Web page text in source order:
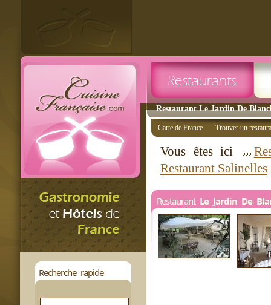
Restaurant Le Jardin De
Recherche rapide
Carte de France Trouver un
Vous êtes ici
Restaurant Salinelles
Restaurant Le Jardin De